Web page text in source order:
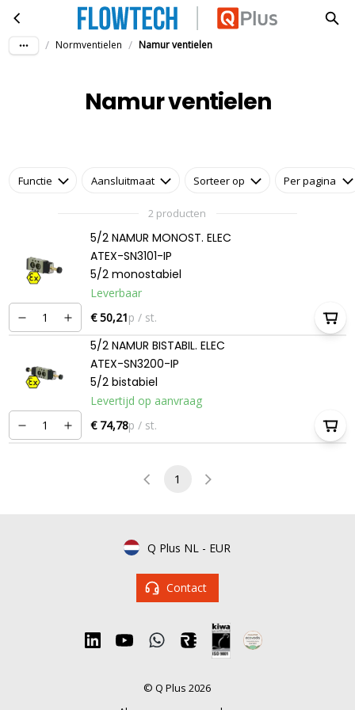
Ga naar hoofdinhoudNamur ventielen
/ Normventielen / Namur ventielen
Namur ventielen
Functie Aansluitmaat Sorteer op Per pagina
2 producten
5/2 NAMUR MONOST. ELEC
ATEX-SN3101-IP
5/2 monostabiel
Leverbaar
€ 50,21p / st.
5/2 NAMUR BISTABIL. ELEC
ATEX-SN3200-IP
5/2 bistabiel
Levertijd op aanvraag
€ 74,78p / st.
1
Q Plus NL - EUR
Contact
© Q Plus 2026